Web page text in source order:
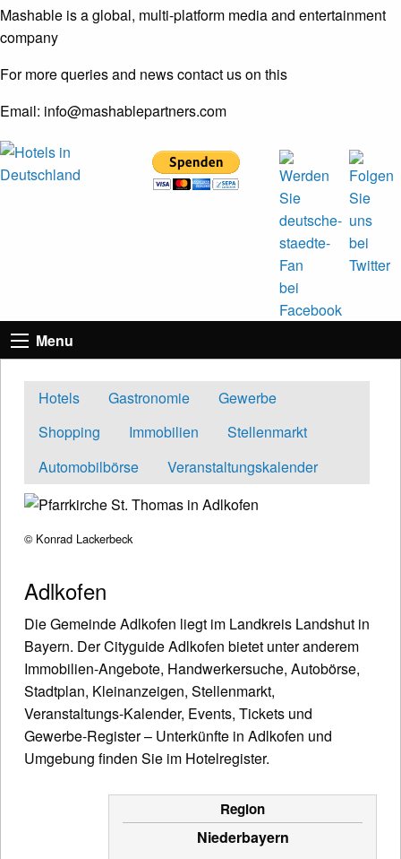
Mashable is a global, multi-platform media and entertainment
company
For more queries and news contact us on this
Email: info@mashablepartners.com
Menu
Hotels Gastronomie
Gewerbe
Shopping
Immobilien
Stellenmarkt
Automobilbörse
Veranstaltungskalender
© Konrad Lackerbeck
Adlkofen
Die Gemeinde Adlkofen liegt im Landkreis Landshut in
Bayern. Der Cityguide Adlkofen bietet unter anderem
Immobilien-Angebote, Handwerkersuche, Autobörse,
Stadtplan, Kleinanzeigen, Stellenmarkt,
Veranstaltungs-Kalender, Events, Tickets und
Gewerbe-Register – Unterkünfte in Adlkofen und
Umgebung finden Sie im Hotelregister.
Region
Niederbayern